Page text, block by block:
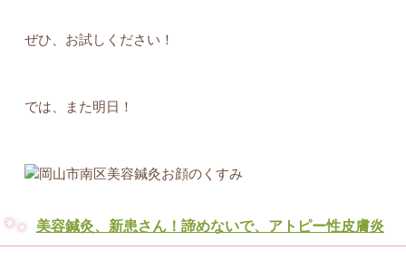
ぜひ、お試しください！
では、また明日！
美容鍼灸、新患さん！諦めないで、アトピー性皮膚炎